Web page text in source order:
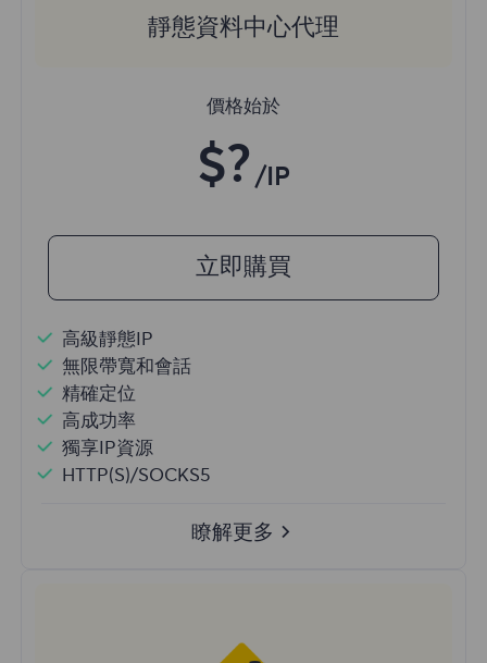
靜態資料中心代理
價格始於
$? /IP
立即購買
高級靜態IP
無限帶寬和會話
精確定位
高成功率
獨享IP資源
HTTP(S)/SOCKS5
瞭解更多